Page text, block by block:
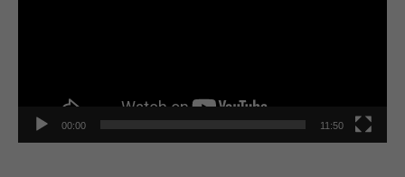
00:00 11:50